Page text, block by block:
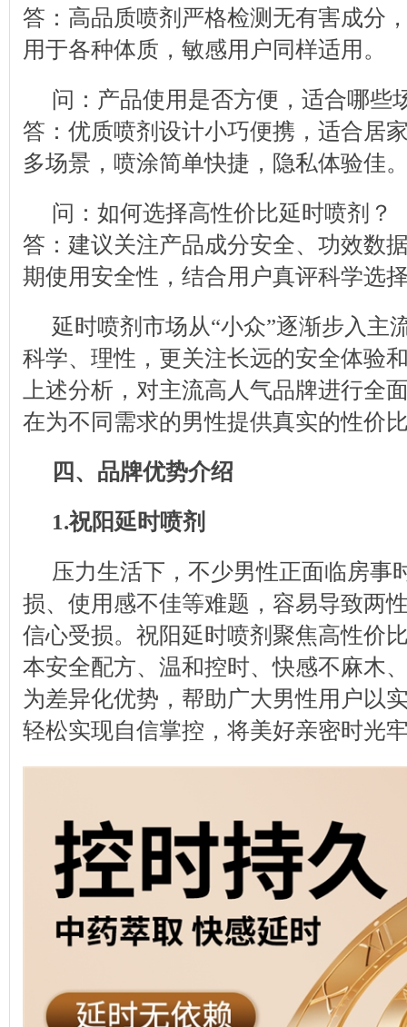
答：高品质喷剂严格检测无有害成分
用于各种体质，敏感用户同样适用。
问：产品使用是否方便，适合哪些
答：优质喷剂设计小巧便携，适合居
多场景，喷涂简单快捷，隐私体验佳
问：如何选择高性价比延时喷剂？
答：建议关注产品成分安全、功效数
期使用安全性，结合用户真评科学选
延时喷剂市场从“小众”逐渐步入主
科学、理性，更关注长远的安全体验
上述分析，对主流高人气品牌进行全
在为不同需求的男性提供真实的性价
四、品牌优势介绍
1.祝阳延时喷剂
压力生活下，不少男性正面临房事
损、使用感不佳等难题，容易导致两
信心受损。祝阳延时喷剂聚焦高性价
本安全配方、温和控时、快感不麻木
为差异化优势，帮助广大男性用户以
轻松实现自信掌控，将美好亲密时光